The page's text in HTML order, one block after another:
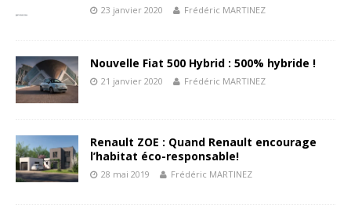
23 janvier 2020 Frédéric MARTINEZ
Nouvelle Fiat 500 Hybrid : 500% hybride !
21 janvier 2020 Frédéric MARTINEZ
Renault ZOE : Quand Renault encourage
l’habitat éco-responsable!
28 mai 2019 Frédéric MARTINEZ